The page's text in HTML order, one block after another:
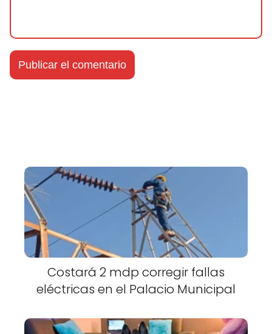
Costará 2 mdp corregir fallas
eléctricas en el Palacio Municipal